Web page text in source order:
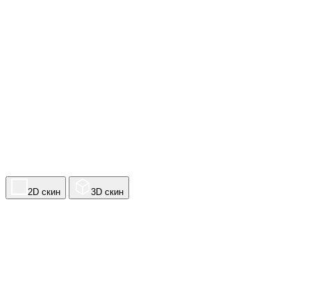
2D скин 3D скин